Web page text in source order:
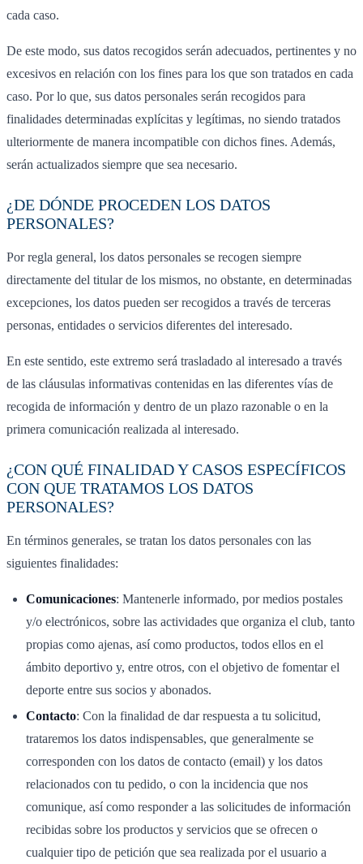
cada caso.
De este modo, sus datos recogidos serán adecuados, pertinentes y no
excesivos en relación con los fines para los que son tratados en cada
caso. Por lo que, sus datos personales serán recogidos para
finalidades determinadas explícitas y legítimas, no siendo tratados
ulteriormente de manera incompatible con dichos fines. Además,
serán actualizados siempre que sea necesario.
¿DE DÓNDE PROCEDEN LOS DATOS
PERSONALES?
Por regla general, los datos personales se recogen siempre
directamente del titular de los mismos, no obstante, en determinadas
excepciones, los datos pueden ser recogidos a través de terceras
personas, entidades o servicios diferentes del interesado.
En este sentido, este extremo será trasladado al interesado a través
de las cláusulas informativas contenidas en las diferentes vías de
recogida de información y dentro de un plazo razonable o en la
primera comunicación realizada al interesado.
¿CON QUÉ FINALIDAD Y CASOS ESPECÍFICOS
CON QUE TRATAMOS LOS DATOS
PERSONALES?
En términos generales, se tratan los datos personales con las
siguientes finalidades:
Comunicaciones: Mantenerle informado, por medios postales
y/o electrónicos, sobre las actividades que organiza el club, tanto
propias como ajenas, así como productos, todos ellos en el
ámbito deportivo y, entre otros, con el objetivo de fomentar el
deporte entre sus socios y abonados.
Contacto: Con la finalidad de dar respuesta a tu solicitud,
trataremos los datos indispensables, que generalmente se
corresponden con los datos de contacto (email) y los datos
relacionados con tu pedido, o con la incidencia que nos
comunique, así como responder a las solicitudes de información
recibidas sobre los productos y servicios que se ofrecen o
cualquier tipo de petición que sea realizada por el usuario a